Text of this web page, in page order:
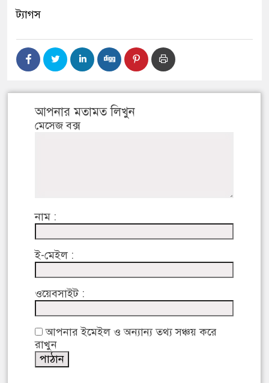
ট্যাগস
আপনার মতামত লিখুন
মেসেজ বক্স
নাম :
ই-মেইল :
ওয়েবসাইট :
আপনার ইমেইল ও অন্যান্য তথ্য সঞ্চয় করে
রাখুন